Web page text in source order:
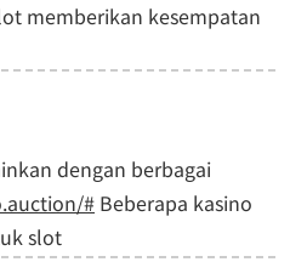
memberikan kesempatan
dengan berbagai
# Beberapa kasino
slot